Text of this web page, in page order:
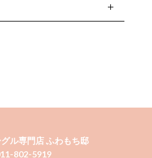
ル専門店 ふわもち邸
802-5919